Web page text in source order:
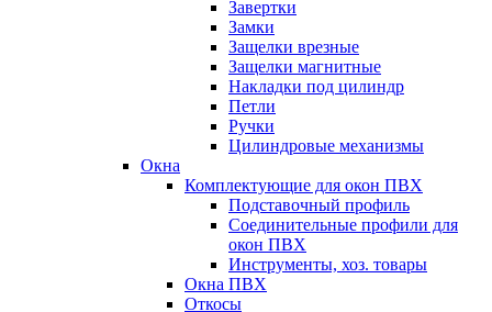
Завертки
Замки
Защелки врезные
Защелки магнитные
Накладки под цилиндр
Петли
Ручки
Цилиндровые механизмы
Окна
Комплектующие для окон ПВХ
Подставочный профиль
Соединительные профили для
окон ПВХ
Инструменты, хоз. товары
Окна ПВХ
Откосы